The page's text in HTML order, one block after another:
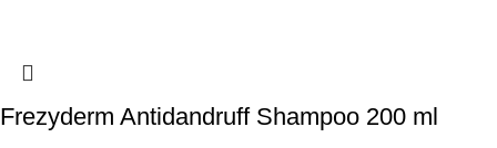
Frezyderm Antidandruff Shampoo 200 ml